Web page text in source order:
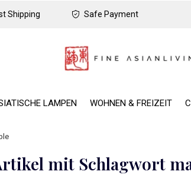
LAMPEN WOHNEN & FREIZEIT
Shipping Safe Payment
mit Schlagwort